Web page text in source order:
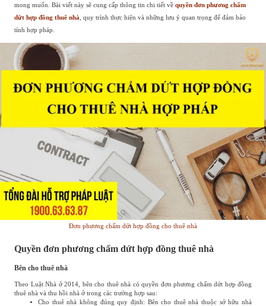
mong muốn. Bài viết này sẽ cung cấp thông tin chi tiết về quyền đơn phương chấm
dứt hợp đồng thuê nhà , quy trình thực hiện và những lưu ý quan trọng để đảm bảo
tính hợp pháp.
Đơn phương chấm dứt hợp đồng cho thuê nhà
Quyền đơn phương chấm dứt hợp đồng thuê nhà
Bên cho thuê nhà
Theo Luật Nhà ở 2014, bên cho thuê nhà có quyền đơn phương chấm dứt hợp đồng
thuê nhà và thu hồi nhà ở trong các trường hợp sau:
Cho thuê nhà không đúng quy định: Bên cho thuê nhà thuộc sở hữu nhà